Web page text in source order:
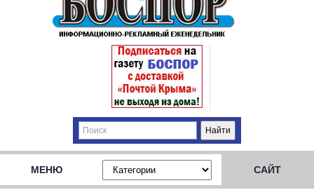
МЕНЮ САЙТ